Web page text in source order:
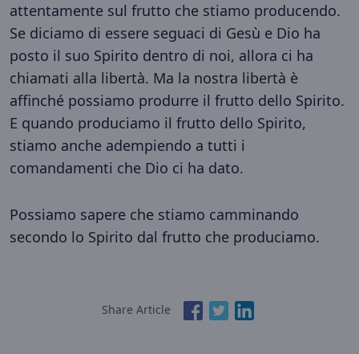
attentamente sul frutto che stiamo producendo.
Se diciamo di essere seguaci di Gesù e Dio ha
posto il suo Spirito dentro di noi, allora ci ha
chiamati alla libertà. Ma la nostra libertà è
affinché possiamo produrre il frutto dello Spirito.
E quando produciamo il frutto dello Spirito,
stiamo anche adempiendo a tutti i
comandamenti che Dio ci ha dato.
Possiamo sapere che stiamo camminando
secondo lo Spirito dal frutto che produciamo.
Share Article